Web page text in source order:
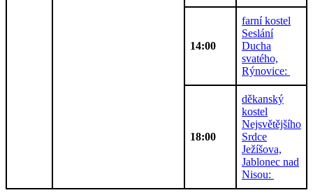
14:00
farní kostel
Seslání
Ducha
svatého,
Rýnovice:
18:00
děkanský
kostel
Nejsvětějšího
Srdce
Ježíšova,
Jablonec nad
Nisou: